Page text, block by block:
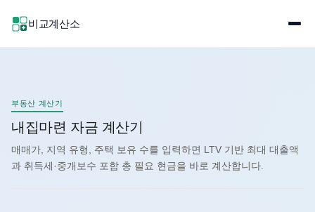
비교계산소
부동산 계산기
내집마련 자금 계산기
매매가, 지역 유형, 주택 보유 수를 입력하면 LTV 기반 최대 대출액
과 취득세·중개보수 포함 총 필요 현금을 바로 계산합니다.